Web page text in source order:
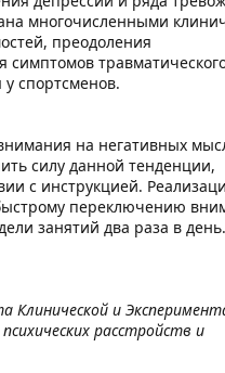
многочисленными
преодоления
симптомов
спортсменов.
на негативных
силу данной тенденции,
с инструкцией.
переключению
занятий два раза в
Клинической и
расстройств и